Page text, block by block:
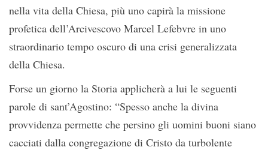
nella vita della Chiesa, più uno capirà la missione
profetica dell’Arcivescovo Marcel Lefebvre in uno
straordinario tempo oscuro di una crisi generalizzata
della Chiesa.
Forse un giorno la Storia applicherà a lui le seguenti
parole di sant’Agostino: “Spesso anche la divina
provvidenza permette che persino gli uomini buoni siano
cacciati dalla congregazione di Cristo da turbolente